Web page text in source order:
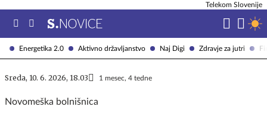
Energetika 2.0 Aktivno državljanstvo Naj Digi Zdravje za jutri
Telekom Slovenije
Sreda, 10. 6. 2026, 18.03 1 mesec, 4 tedne
Novomeška bolnišnica